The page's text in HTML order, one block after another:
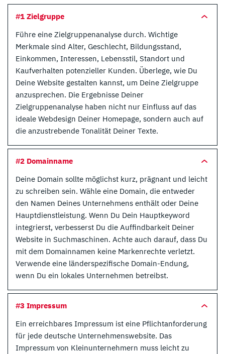
#1 Zielgruppe
Führe eine Zielgruppenanalyse durch. Wichtige
Merkmale sind Alter, Geschlecht, Bildungsstand,
Einkommen, Interessen, Lebensstil, Standort und
Kaufverhalten potenzieller Kunden. Überlege, wie Du
Deine Website gestalten kannst, um Deine Zielgruppe
anzusprechen. Die Ergebnisse Deiner
Zielgruppenanalyse haben nicht nur Einfluss auf das
ideale Webdesign Deiner Homepage, sondern auch auf
die anzustrebende Tonalität Deiner Texte.
#2 Domainname
Deine Domain sollte möglichst kurz, prägnant und leicht
zu schreiben sein. Wähle eine Domain, die entweder
den Namen Deines Unternehmens enthält oder Deine
Hauptdienstleistung. Wenn Du Dein Hauptkeyword
integrierst, verbesserst Du die Auffindbarkeit Deiner
Website in Suchmaschinen. Achte auch darauf, dass Du
mit dem Domainnamen keine Markenrechte verletzt.
Verwende eine länderspezifische Domain-Endung,
wenn Du ein lokales Unternehmen betreibst.
#3 Impressum
Ein erreichbares Impressum ist eine Pflichtanforderung
für jede deutsche Unternehmenswebsite. Das
Impressum von Kleinunternehmern muss leicht zu